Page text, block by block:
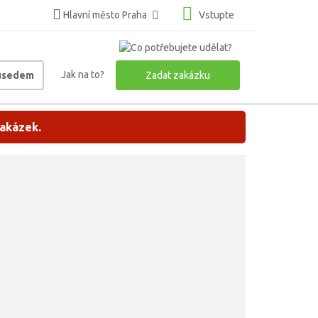
Hlavní město Praha Vstupte
Jak na to? Zadat zakázku